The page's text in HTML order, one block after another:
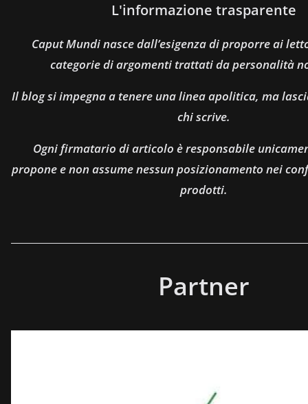
L'informazione trasparente
Caput Mundi nasce dall’esigenza di proporre ai
categorie di argomenti trattati da personalità
Il blog si impegna a tenere una linea apolitica, ma
chi scrive.
Ogni firmatario di articolo è responsabile
propone e non assume nessun posizionamento nei
prodotti.
Partner